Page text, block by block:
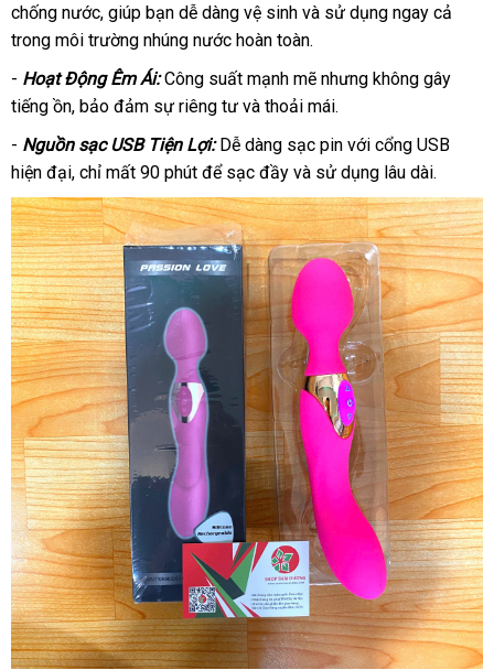
chống nước, giúp bạn dễ dàng vệ sinh và sử dụng ngay cả
trong môi trường nhúng nước hoàn toàn.
- Hoạt Động Êm Ái:Công suất mạnh mẽ nhưng không gây
tiếng ồn, bảo đảm sự riêng tư và thoải mái.
- Nguồn sạc USB Tiện Lợi:Dễ dàng sạc pin với cổng USB
hiện đại, chỉ mất 90 phút để sạc đầy và sử dụng lâu dài.